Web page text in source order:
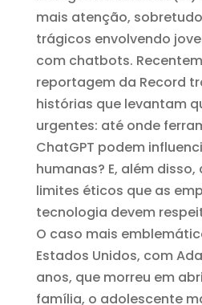
mais atenção,
trágicos envolvendo
com chatbots.
reportagem da Record
histórias que levantam
urgentes: até onde
ChatGPT podem
humanas? E, além
limites éticos que as
tecnologia devem
O caso mais
Estados Unidos, com
anos, que morreu em
família, o adolescente